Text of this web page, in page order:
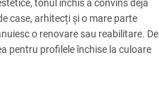
tonul închis a convins deja
case, arhitecți și o mare parte
o renovare sau reabilitare. De
pentru profilele închise la culoare